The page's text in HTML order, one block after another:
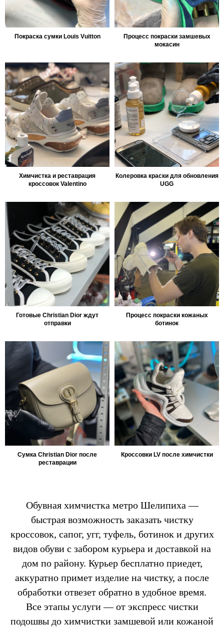
Покраска сумки Louis Vuitton
Процесс покраски замшевых
мокасин
Химчистка и реставрация
кроссовок Valentino
Колеровка краски для обновления
UGG
Готовые Christian Dior ждут
отправки
Процесс покраски кожаных
ботинок
Сумка Christian Dior после
реставрации
Кроссовки LV после химчистки
Обувная химчистка метро Шелипиха —
быстрая возможность заказать чистку
кроссовок, сапог, угг, туфель, ботинок и других
видов обуви с забором курьера и доставкой на
дом по району. Курьер бесплатно приедет,
аккуратно примет изделие на чистку, а после
обработки отвезет обратно в удобное время.
Все этапы услуги — от экспресс чистки
подошвы до химчистки замшевой или кожаной